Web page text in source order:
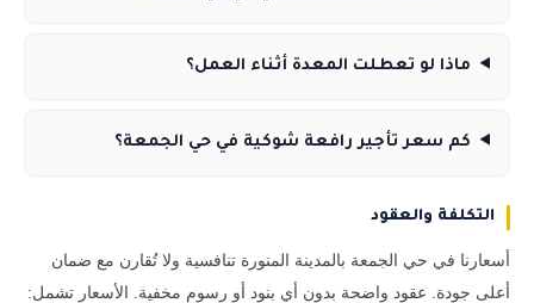
ماذا لو تعطلت المعدة أثناء العمل؟
كم سعر تأجير رافعة شوكية في حي الجمعة؟
التكلفة والعقود
أسعارنا في حي الجمعة بالمدينة المنورة تنافسية ولا تُقارن مع ضمان
أعلى جودة. عقود واضحة بدون أي بنود أو رسوم مخفية. الأسعار تشمل: